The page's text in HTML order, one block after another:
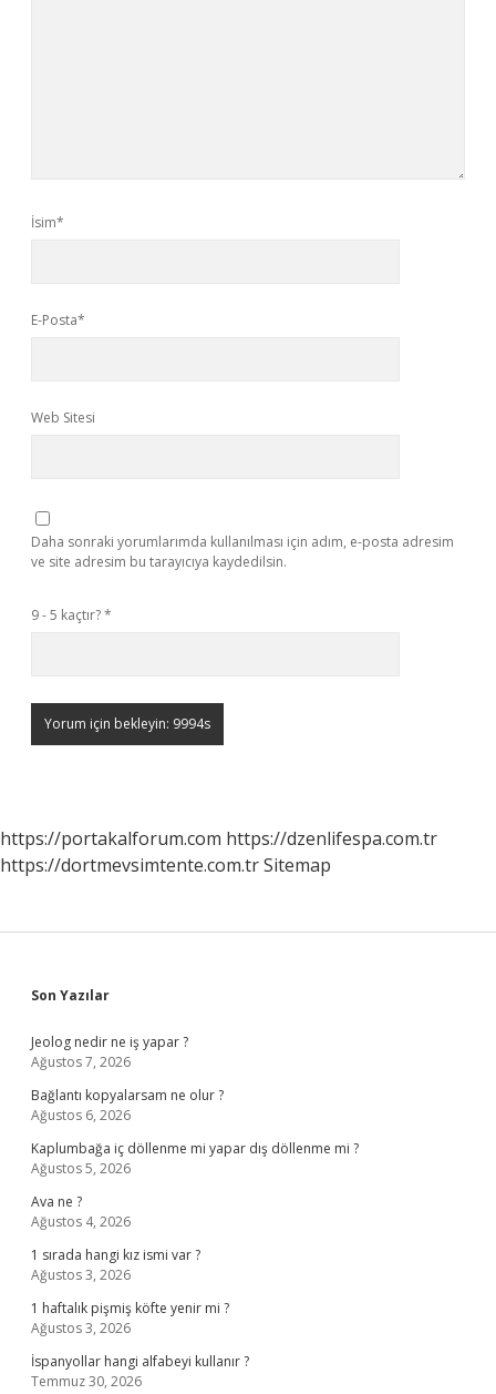
İsim*
E-Posta*
Web Sitesi
Daha sonraki yorumlarımda kullanılması için adım, e-posta adresim
ve site adresim bu tarayıcıya kaydedilsin.
9 - 5 kaçtır?*
https://portakalforum.com https://dzenlifespa.com.tr
https://dortmevsimtente.com.trSitemap
Sidebar
Son Yazılar
Jeolog nedir ne iş yapar ?
Ağustos 7, 2026
Bağlantı kopyalarsam ne olur ?
Ağustos 6, 2026
Kaplumbağa iç döllenme mi yapar dış döllenme mi ?
Ağustos 5, 2026
Ava ne ?
Ağustos 4, 2026
1 sırada hangi kız ismi var ?
Ağustos 3, 2026
1 haftalık pişmiş köfte yenir mi ?
Ağustos 3, 2026
İspanyollar hangi alfabeyi kullanır ?
Temmuz 30, 2026